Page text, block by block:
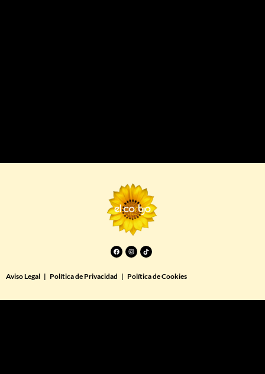
Aviso Legal | Política de Privacidad | Política de Cookies